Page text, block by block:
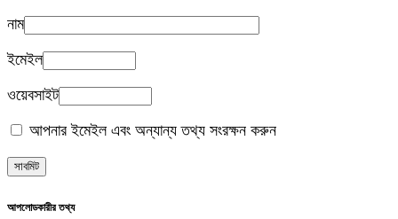
নাম
ইমেইল
ওয়েবসাইট
আপনার ইমেইল এবং অন্যান্য তথ্য সংরক্ষন করুন
আপলোডকারীর তথ্য